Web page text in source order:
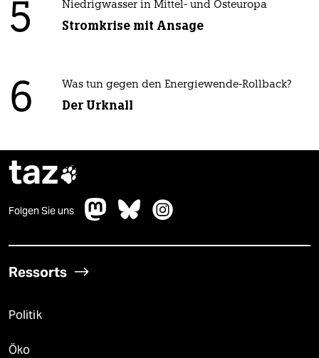
5 Niedrigwasser in Mittel- und Osteuropa
Stromkrise mit Ansage
6 Was tun gegen den Energiewende-Rollback?
Der Urknall
taz
Folgen Sie uns
Ressorts
Politik
Öko